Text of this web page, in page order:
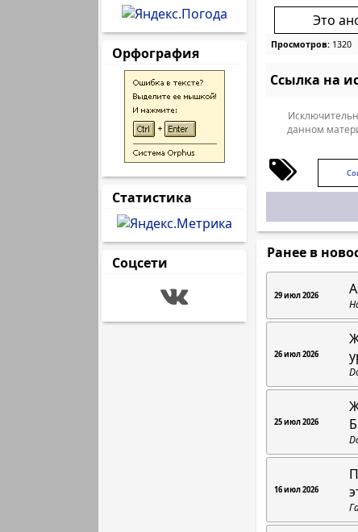
Орфография
Статистика
Соцсети
Это
Просмотров: 1320
Ссылка на
данном
Ранее в
29 июл 2026
26 июл 2026
25 июл 2026
16 июл 2026